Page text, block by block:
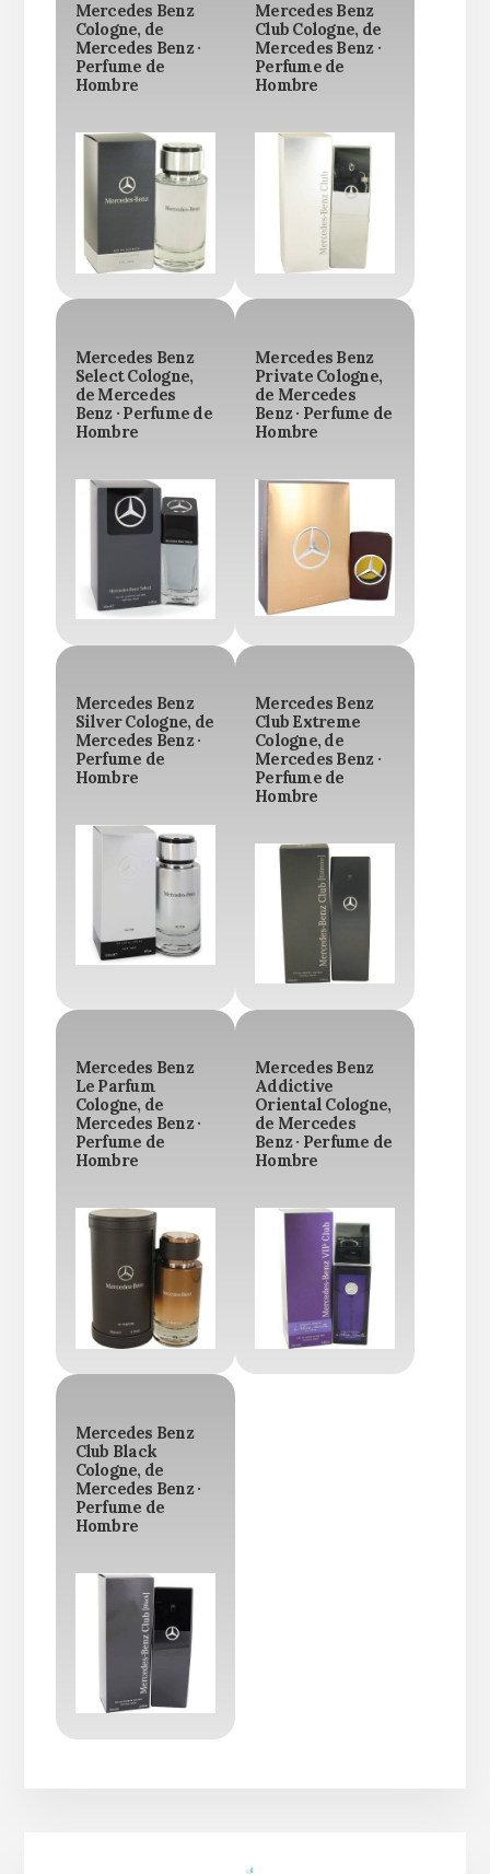
Mercedes Benz
Cologne, de
Mercedes Benz ·
Perfume de
Hombre
Mercedes Benz
Club Cologne, de
Mercedes Benz ·
Perfume de
Hombre
Mercedes Benz
Select Cologne,
de Mercedes
Benz · Perfume de
Hombre
Mercedes Benz
Private Cologne,
de Mercedes
Benz · Perfume de
Hombre
Mercedes Benz
Silver Cologne, de
Mercedes Benz ·
Perfume de
Hombre
Mercedes Benz
Club Extreme
Cologne, de
Mercedes Benz ·
Perfume de
Hombre
Mercedes Benz
Le Parfum
Cologne, de
Mercedes Benz ·
Perfume de
Hombre
Mercedes Benz
Addictive
Oriental Cologne,
de Mercedes
Benz · Perfume de
Hombre
Mercedes Benz
Club Black
Cologne, de
Mercedes Benz ·
Perfume de
Hombre